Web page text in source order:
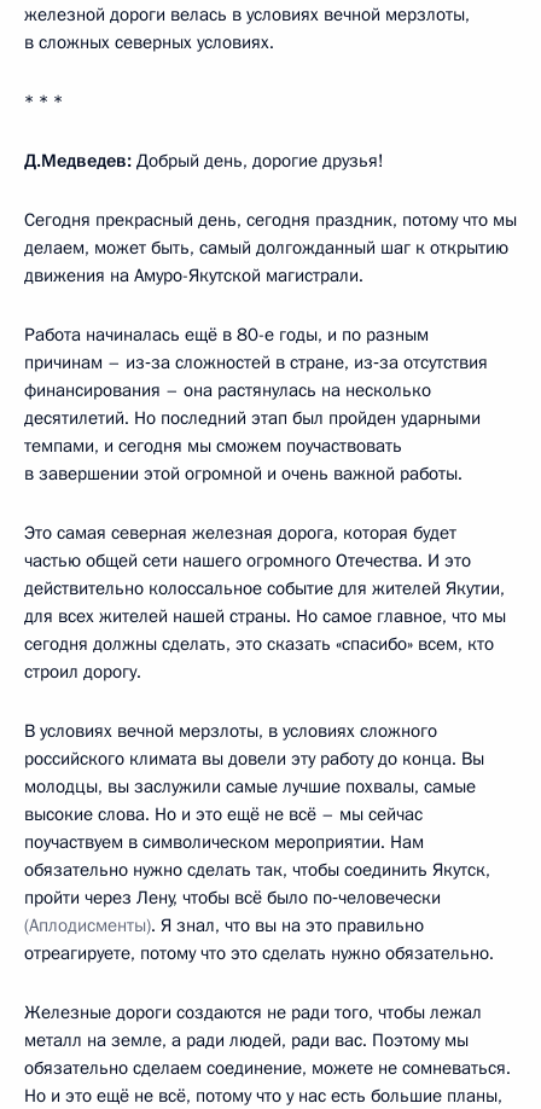
железной дороги велась в условиях вечной мерзлоты,
в сложных северных условиях.
* * *
Д.Медведев: Добрый день, дорогие друзья!
Сегодня прекрасный день, сегодня праздник, потому что мы
делаем, может быть, самый долгожданный шаг к открытию
движения на Амуро-Якутской магистрали.
Работа начиналась ещё в 80-е годы, и по разным
причинам – из‑за сложностей в стране, из‑за отсутствия
финансирования – она растянулась на несколько
десятилетий. Но последний этап был пройден ударными
темпами, и сегодня мы сможем поучаствовать
в завершении этой огромной и очень важной работы.
Это самая северная железная дорога, которая будет
частью общей сети нашего огромного Отечества. И это
действительно колоссальное событие для жителей Якутии,
для всех жителей нашей страны. Но самое главное, что мы
сегодня должны сделать, это сказать «спасибо» всем, кто
строил дорогу.
В условиях вечной мерзлоты, в условиях сложного
российского климата вы довели эту работу до конца. Вы
молодцы, вы заслужили самые лучшие похвалы, самые
высокие слова. Но и это ещё не всё – мы сейчас
поучаствуем в символическом мероприятии. Нам
обязательно нужно сделать так, чтобы соединить Якутск,
пройти через Лену, чтобы всё было по‑человечески
(Аплодисменты). Я знал, что вы на это правильно
отреагируете, потому что это сделать нужно обязательно.
Железные дороги создаются не ради того, чтобы лежал
металл на земле, а ради людей, ради вас. Поэтому мы
обязательно сделаем соединение, можете не сомневаться.
Но и это ещё не всё, потому что у нас есть большие планы,